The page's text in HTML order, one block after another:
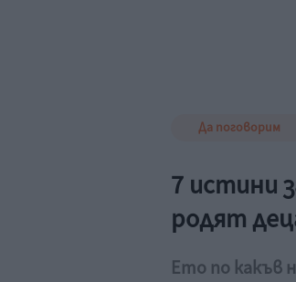
Да поговорим
7 истини
родят
Ето по какъв